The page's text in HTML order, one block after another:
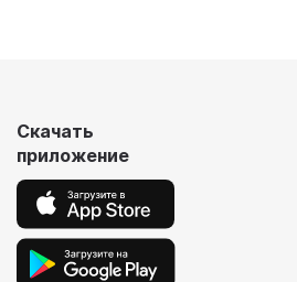
Скачать
приложение